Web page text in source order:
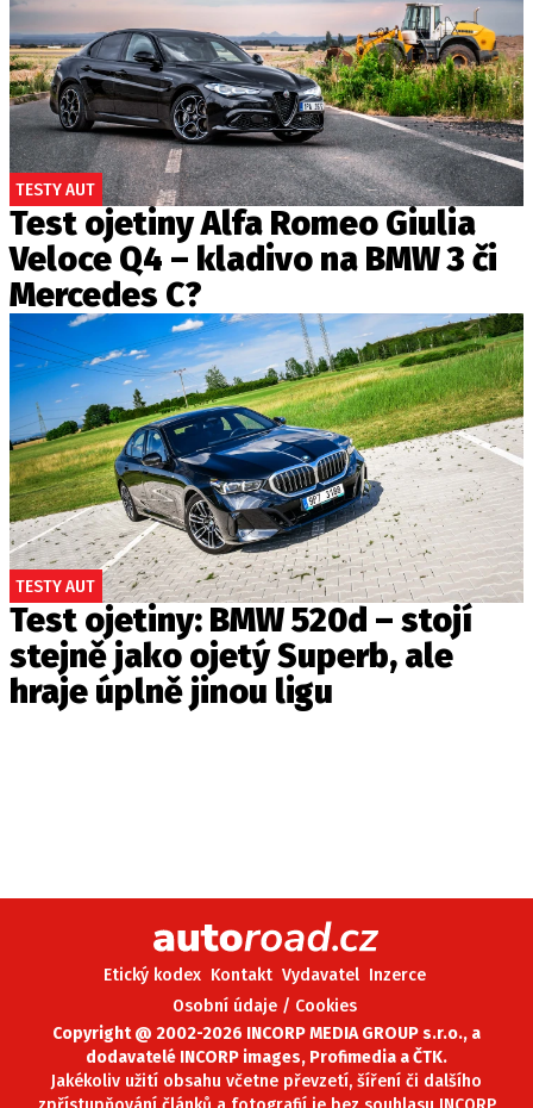
TESTY AUT
Test ojetiny Alfa Romeo Giulia
Veloce Q4 – kladivo na BMW 3 či
Mercedes C?
TESTY AUT
Test ojetiny: BMW 520d – stojí
stejně jako ojetý Superb, ale
hraje úplně jinou ligu
Etický kodex Kontakt Vydavatel Inzerce
Osobní údaje / Cookies
Copyright @ 2002-2026 INCORP MEDIA GROUP s.r.o., a
dodavatelé INCORP images, Profimedia a ČTK.
Jakékoliv užití obsahu včetne převzetí, šíření či dalšího